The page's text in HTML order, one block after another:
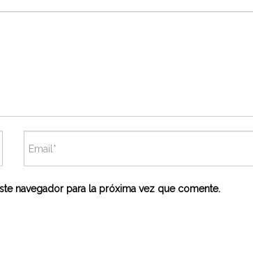
navegador para la próxima vez que comente.